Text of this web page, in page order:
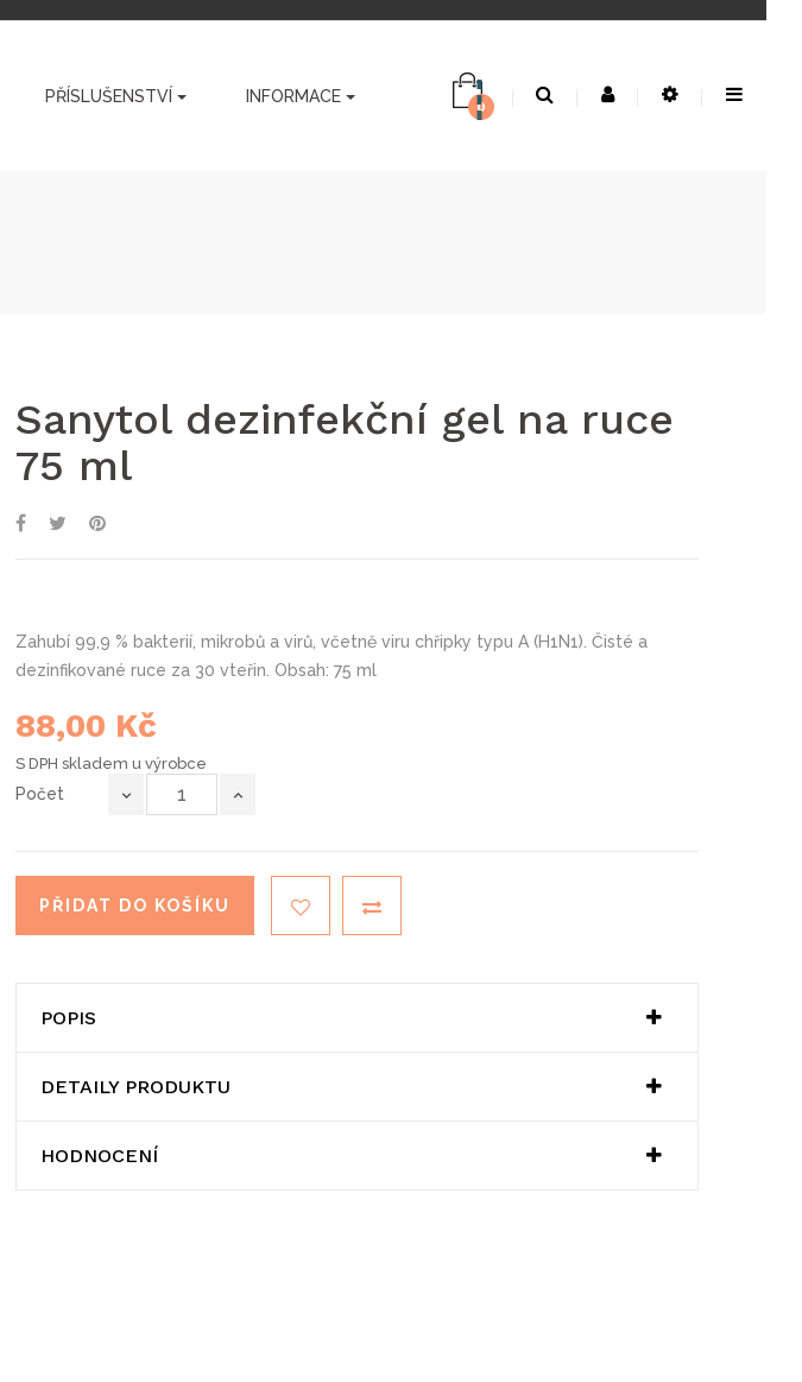
PŘÍSLUŠENSTVÍ INFORMACE
0
Sanytol dezinfekční gel na ruce
75 ml
Zahubí 99,9 % bakterií, mikrobů a virů, včetně viru chřipky typu A (H1N1). Čisté a
dezinfikované ruce za 30 vteřin. Obsah: 75 ml
88,00 Kč
S DPH skladem u výrobce
Počet
PŘIDAT DO KOŠÍKU
POPIS
DETAILY PRODUKTU
HODNOCENÍ